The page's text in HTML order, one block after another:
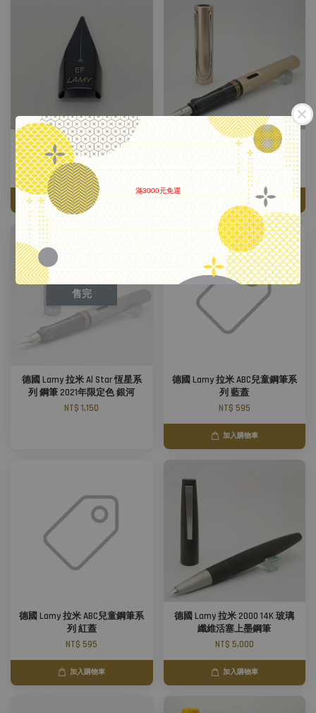
滿3000元免運
德國 Lamy 拉米 鋼筆筆尖
從NT$ 300起
加入購物車
德國 Lamy 拉米 Al Star 恆星系
列 鋼筆 2021年限定色 珍珠
NT$ 1,150
加入購物車
售完
德國 Lamy 拉米 Al Star 恆星系
列 鋼筆 2021年限定色 銀河
NT$ 1,150
德國 Lamy 拉米 ABC兒童鋼筆系
列 藍蓋
NT$ 595
加入購物車
德國 Lamy 拉米 ABC兒童鋼筆系
列 紅蓋
NT$ 595
加入購物車
德國 Lamy 拉米 2000 14K 玻璃
纖維活塞上墨鋼筆
NT$ 5,000
加入購物車